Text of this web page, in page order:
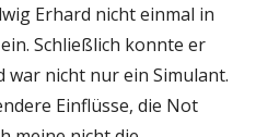
Erhard nicht einmal in
Schließlich konnte er
nicht nur ein Simulant.
Einflüsse, die Not